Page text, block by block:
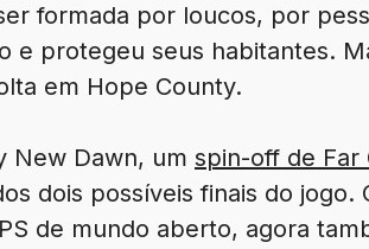
formada por loucos, por
e protegeu seus habitantes.
em Hope County.
New Dawn, um spin-off de Far
dois possíveis finais do jogo.
de mundo aberto, agora